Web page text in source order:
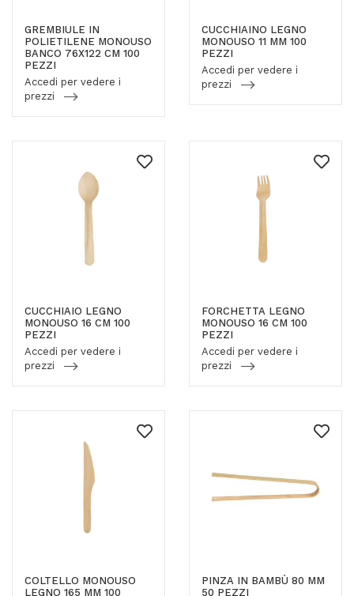
GREMBIULE IN
POLIETILENE MONOUSO
BANCO 76X122 CM 100
PEZZI
Accedi per vedere i
prezzi
CUCCHIAINO LEGNO
MONOUSO 11 MM 100
PEZZI
Accedi per vedere i
prezzi
CUCCHIAIO LEGNO
MONOUSO 16 CM 100
PEZZI
Accedi per vedere i
prezzi
FORCHETTA LEGNO
MONOUSO 16 CM 100
PEZZI
Accedi per vedere i
prezzi
COLTELLO MONOUSO
LEGNO 165 MM 100
PINZA IN BAMBÙ 80 MM
50 PEZZI